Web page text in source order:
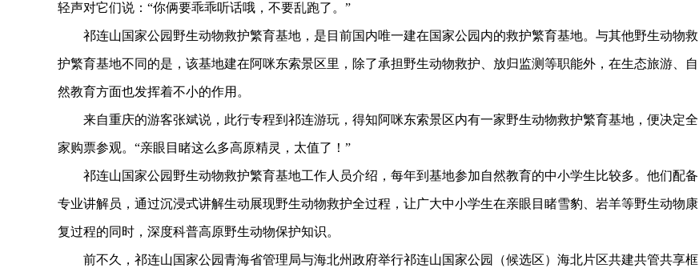
轻声对它们说：“你俩要乖乖听话哦，不要乱跑了。”
祁连山国家公园野生动物救护繁育基地，是目前国内唯一建在国家公园内的救护繁育基地。与其他野生动物救
护繁育基地不同的是，该基地建在阿咪东索景区里，除了承担野生动物救护、放归监测等职能外，在生态旅游、自
然教育方面也发挥着不小的作用。
来自重庆的游客张斌说，此行专程到祁连游玩，得知阿咪东索景区内有一家野生动物救护繁育基地，便决定全
家购票参观。“亲眼目睹这么多高原精灵，太值了！”
祁连山国家公园野生动物救护繁育基地工作人员介绍，每年到基地参加自然教育的中小学生比较多。他们配备
专业讲解员，通过沉浸式讲解生动展现野生动物救护全过程，让广大中小学生在亲眼目睹雪豹、岩羊等野生动物康
复过程的同时，深度科普高原野生动物保护知识。
前不久，祁连山国家公园青海省管理局与海北州政府举行祁连山国家公园（候选区）海北片区共建共管共享框